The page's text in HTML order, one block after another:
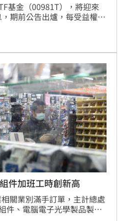
基金（00981T），將迎來
期前公告出爐，每受益權單
元、0.057元、0.065元，
日為最後買進日。
件加班工時創新高
關業別滿手訂單，主計總處
件、電腦電子光學製品製造